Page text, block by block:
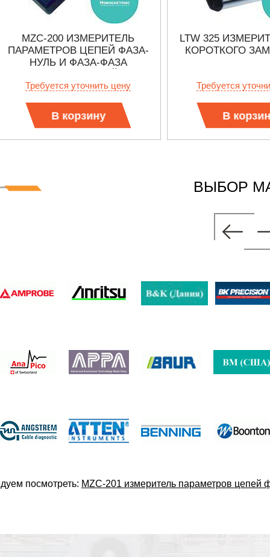
MZC-200 ИЗМЕРИТЕЛЬ
ПАРАМЕТРОВ ЦЕПЕЙ ФАЗА-
НУЛЬ И ФАЗА-ФАЗА
Требуется уточнить цену
В корзину
LTW 325
КОРОТКОГО
Требуется
В
ВЫБОР
посмотреть: MZC-201 измеритель параметров цепей